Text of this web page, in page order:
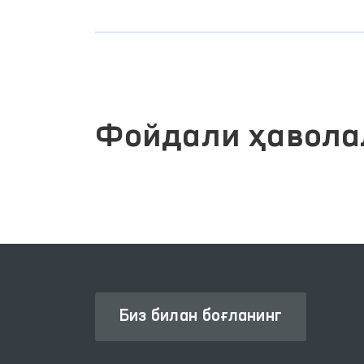
Фойдали
Биз билан боғланинг